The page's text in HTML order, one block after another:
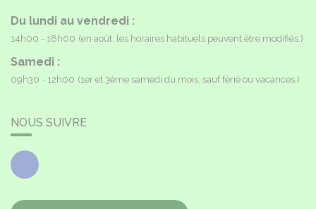
Du lundi au vendredi :
14h00 - 18h00 (en août, les horaires habituels peuvent être modifiés.)
Samedi :
09h30 - 12h00 (1er et 3ème samedi du mois, sauf férié ou vacances.)
NOUS SUIVRE
Facebook